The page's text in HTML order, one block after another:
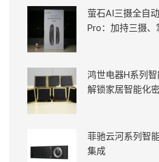
萤石AI三摄全自
Pro：加持三摄、
鸿世电器H系列智
解锁家居智能化
菲驰云河系列智
集成